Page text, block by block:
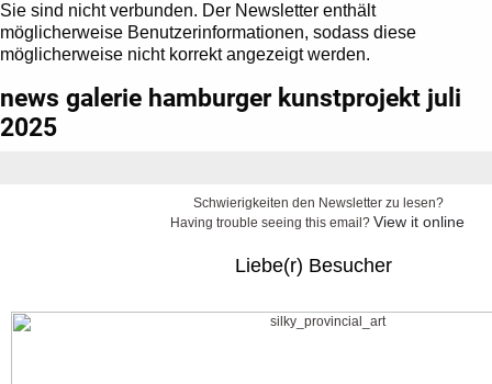
Sie sind nicht verbunden. Der Newsletter enthält
möglicherweise Benutzerinformationen, sodass diese
möglicherweise nicht korrekt angezeigt werden.
news galerie hamburger kunstprojekt juli
2025